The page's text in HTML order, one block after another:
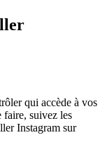
qui accède à vos
faire, suivez les
Instagram sur